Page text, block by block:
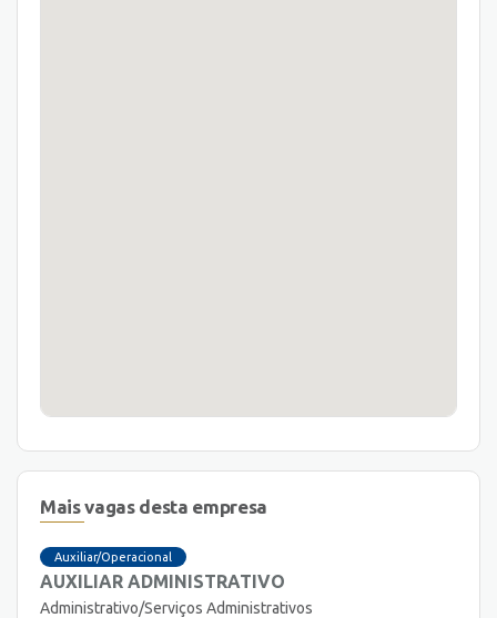
Mais vagas desta empresa
Auxiliar/Operacional
AUXILIAR ADMINISTRATIVO
Administrativo/Serviços Administrativos